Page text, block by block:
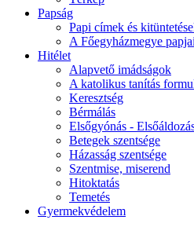
Papság
Papi címek és
A Főegyházmegye
Hitélet
Alapvető imádságok
A katolikus tanítás
Keresztség
Bérmálás
Elsőgyónás -
Betegek szentsége
Házasság szentsége
Szentmise, miserend
Hitoktatás
Temetés
Gyermekvédelem